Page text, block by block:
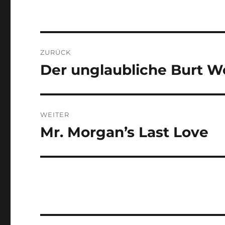
ZURÜCK
Vorheriger
Der unglaubliche Burt
WEITER
Nächster
Mr. Morgan’s Last Love